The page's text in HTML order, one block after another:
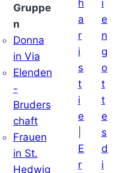
Gruppe
n
Donna
in Via
Elenden
-
Bruders
chaft
Frauen
in St.
Hedwig
h
a
r
i
s
t
i
e
E
r
i
e
n
g
o
t
t
e
s
d
i